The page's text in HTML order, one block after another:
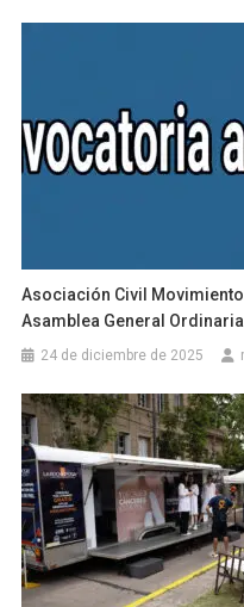
Asociación Civil
Asamblea General Ordinaria
24 de diciembre de 2025